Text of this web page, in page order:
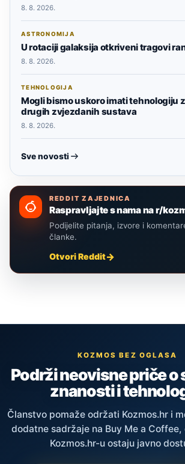
8. 8. 2026.
ASTRONOMIJA
U rotaciji galaksija otkriveni tragovi
8. 8. 2026.
TEHNOLOGIJA
Mogli bismo uskoro imati tehnologiju
drugih zvjezdanih sustava
8. 8. 2026.
Sve novosti
REDDIT ZAJEDNICA
Raspravljajte s nama na r/
Podijelite pitanja, izvore i
članke.
Otvori Reddit
KOZMOS BEZ OGLASA
Podrži neovisne priče o
znanosti i
Članstvo pomaže održati Kozmos.hr i
dodatne sadržaje na Buy Me a Coffee,
Kozmos.hr-u ostaju javno